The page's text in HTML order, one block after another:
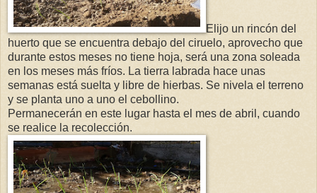
Elijo un rincón del
huerto que se encuentra debajo del ciruelo, aprovecho que
durante estos meses no tiene hoja, será una zona soleada
en los meses más fríos. La tierra labrada hace unas
semanas está suelta y libre de hierbas. Se nivela el terreno
y se planta uno a uno el cebollino.
Permanecerán en este lugar hasta el mes de abril, cuando
se realice la recolección.